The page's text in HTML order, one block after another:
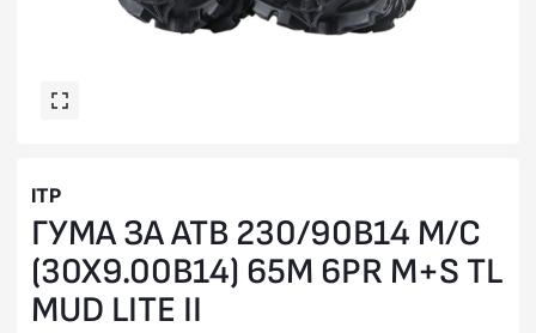
ITP
ГУМА ЗА АТВ 230/90B14 M/C
(30X9.00B14) 65M 6PR M+S TL
MUD LITE II